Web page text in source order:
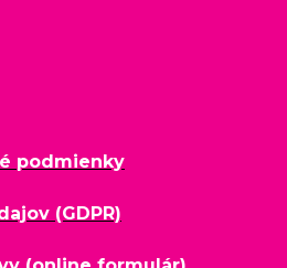
podmienky
(GDPR)